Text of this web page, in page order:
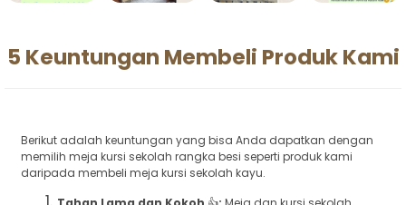
5 Keuntungan Membeli Produk Kami
Berikut adalah keuntungan yang bisa Anda dapatkan dengan
memilih meja kursi sekolah rangka besi seperti produk kami
daripada membeli meja kursi sekolah kayu.